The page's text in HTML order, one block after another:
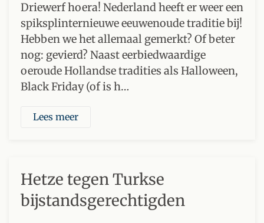
Driewerf hoera! Nederland heeft er weer een
spiksplinternieuwe eeuwenoude traditie bij!
Hebben we het allemaal gemerkt? Of beter
nog: gevierd? Naast eerbiedwaardige
oeroude Hollandse tradities als Halloween,
Black Friday (of is h…
Lees meer
Hetze tegen Turkse
bijstandsgerechtigden